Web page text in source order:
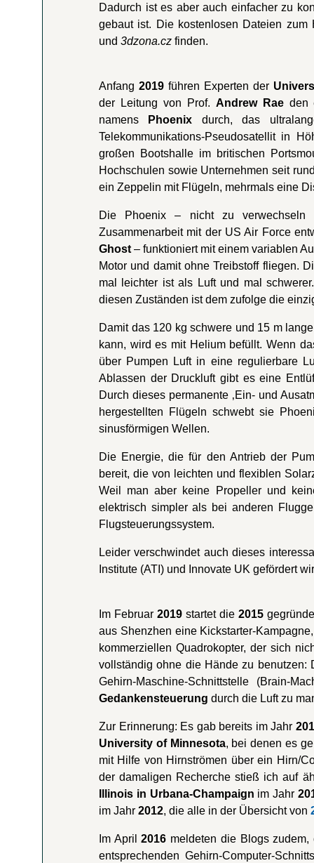
Dadurch ist es aber auch einfacher zu
gebaut ist. Die kostenlosen Dateien
und 3dzona.cz finden.
Anfang 2019 führen Experten der
der Leitung von Prof. Andrew Raeden
namens
Phoenix durch, das
Telekommunikations-Pseudosatellit in
großen Bootshalle im britischen
Hochschulen sowie Unternehmen seit
ein Zeppelin mit Flügeln, mehrmals eine
Die Phoenix – nicht zu
Zusammenarbeit mit der US Air Force
Ghost – funktioniert mit einem variablen
Motor und damit ohne Treibstoff fliegen.
mal leichter ist als Luft und mal
diesen Zuständen ist dem zufolge die
Damit das 120 kg schwere und 15 m
kann, wird es mit Helium befüllt. Wenn
über Pumpen Luft in eine regulierbare
Ablassen der Druckluft gibt es eine
Durch dieses permanente ‚Ein- und
hergestellten Flügeln schwebt sie
sinusförmigen Wellen.
Die Energie, die für den Antrieb der
bereit, die von leichten und flexiblen
Weil man aber keine Propeller und
elektrisch simpler als bei anderen
Flugsteuerungssystem.
Leider verschwindet auch dieses
Institute (ATI) und Innovate UK gefördert
Im Februar 2019startet die 2015
aus Shenzhen eine Kickstarter-
kommerziellen Quadrokopter, der sich
vollständig ohne die Hände zu benutzen:
Gehirn-Maschine-Schnittstelle (Brain-
Gedankensteuerung durch die Luft zu
Zur Erinnerung: Es gab bereits im Jahr
University of Minnesota, bei denen es
mit Hilfe von Hirnströmen über ein Hirn/
der damaligen Recherche stieß ich auf
Illinois in Urbana-Champaign im Jahr
im Jahr 2012, die alle in der Übersicht von
Im April2016 meldeten die Blogs
entsprechenden Gehirn-Computer-